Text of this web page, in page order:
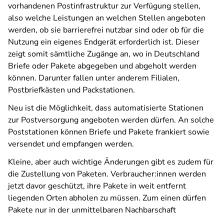
vorhandenen Postinfrastruktur zur Verfügung stellen,
also welche Leistungen an welchen Stellen angeboten
werden, ob sie barrierefrei nutzbar sind oder ob für die
Nutzung ein eigenes Endgerät erforderlich ist. Dieser
zeigt somit sämtliche Zugänge an, wo in Deutschland
Briefe oder Pakete abgegeben und abgeholt werden
können. Darunter fallen unter anderem Filialen,
Postbriefkästen und Packstationen.
Neu ist die Möglichkeit, dass automatisierte Stationen
zur Postversorgung angeboten werden dürfen. An solche
Poststationen können Briefe und Pakete frankiert sowie
versendet und empfangen werden.
Kleine, aber auch wichtige Änderungen gibt es zudem für
die Zustellung von Paketen. Verbraucher:innen werden
jetzt davor geschützt, ihre Pakete in weit entfernt
liegenden Orten abholen zu müssen. Zum einen dürfen
Pakete nur in der unmittelbaren Nachbarschaft